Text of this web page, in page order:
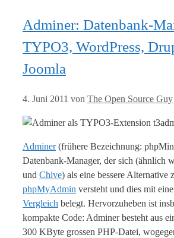
Adminer: Datenbank-
TYPO3, WordPress,
Joomla
4. Juni 2011 von The Open Source Guy
Adminer(frühere Bezeichnung:
Datenbank-Manager, der sich (ähnlich
und Chive) als eine bessere Alternative
phpMyAdmin versteht und dies mit
Vergleich belegt. Hervorzuheben ist
kompakte Code: Adminer besteht aus
300 KByte grossen PHP-Datei,